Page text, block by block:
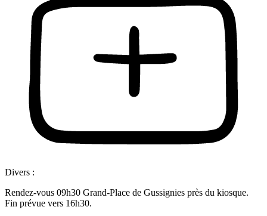
Divers :
Rendez-vous 09h30 Grand-Place de Gussignies près du kiosque.
Fin prévue vers 16h30.